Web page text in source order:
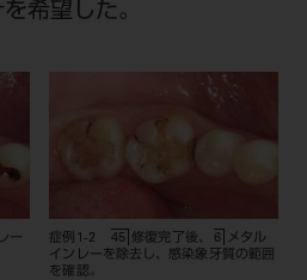
希望した。
ー
症例1-2 45 修復完了後、 6 メタル
インレーを除去し、感染象牙質の範囲
を確認。